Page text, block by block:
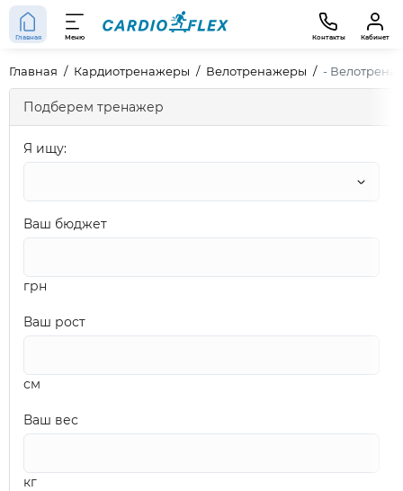
Главная Меню Контакты Кабинет
Главная Кардиотренажеры Велотренажеры -
Подберем тренажер
Я ищу:
Ваш бюджет
грн
Ваш рост
см
Ваш вес
кг